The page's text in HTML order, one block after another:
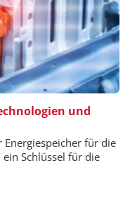
und
für die
Schlüssel für die